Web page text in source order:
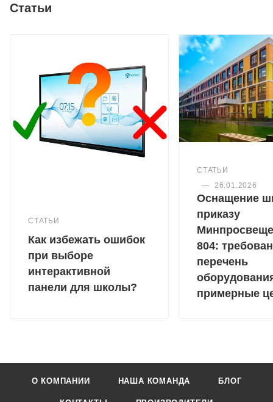
Статьи
СТАТЬИ
Как избежать ошибок
при выборе
интерактивной
панели для школы?
СТАТЬИ
—
26.01.2026
Оснащение
приказу
804:
перечень
примерные
О КОМПАНИИ НАША КОМАНДА БЛОГ